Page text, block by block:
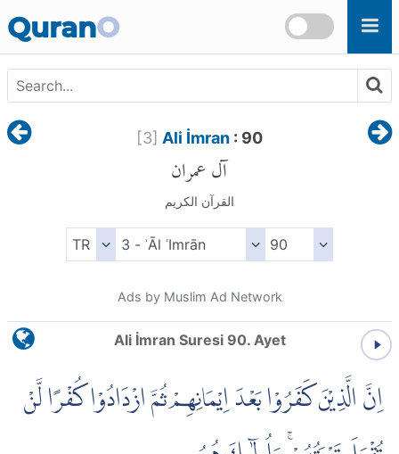
QuranO
[3] Ali İmran: 90
آل عمران
القرآن الكريم
Ads by Muslim Ad Network
Ali İmran Suresi 90. Ayet
اِنَّ الَّذِيْنَ كَفَرُوْا بَعْدَ اِيْمَانِهِمْ ثُمَّ ازْدَادُوْا كُفْرًا لَّنْ